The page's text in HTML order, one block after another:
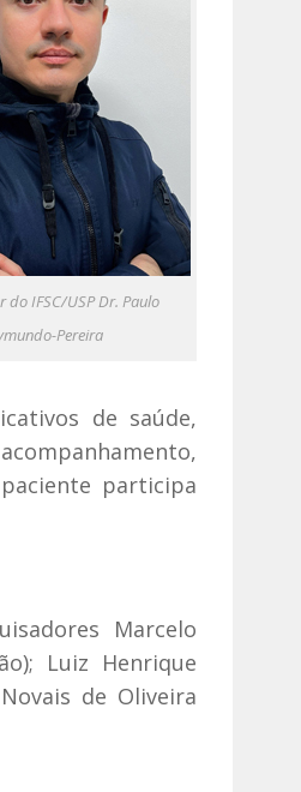
do IFSC/USP Dr. Paulo
Pereira
de saúde,
participa
Marcelo
Luiz Henrique
de Oliveira